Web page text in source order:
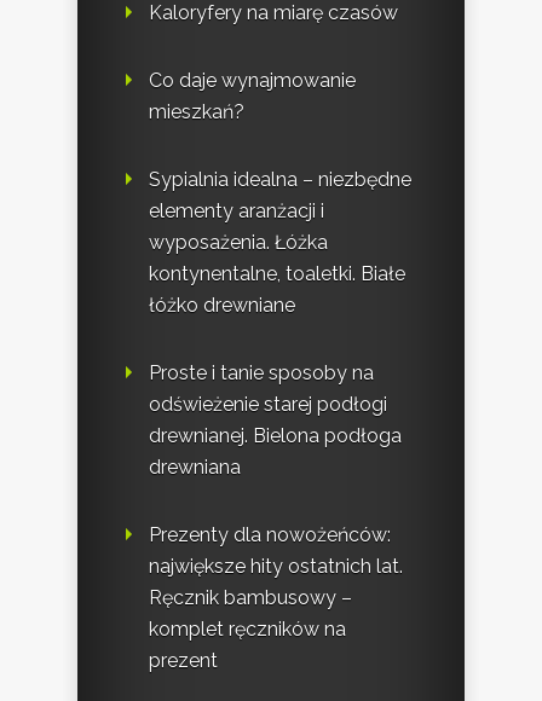
Kaloryfery na miarę czasów
Co daje wynajmowanie
mieszkań?
Sypialnia idealna – niezbędne
elementy aranżacji i
wyposażenia. Łóżka
kontynentalne, toaletki. Białe
łóżko drewniane
Proste i tanie sposoby na
odświeżenie starej podłogi
drewnianej. Bielona podłoga
drewniana
Prezenty dla nowożeńców:
największe hity ostatnich lat.
Ręcznik bambusowy –
komplet ręczników na
prezent